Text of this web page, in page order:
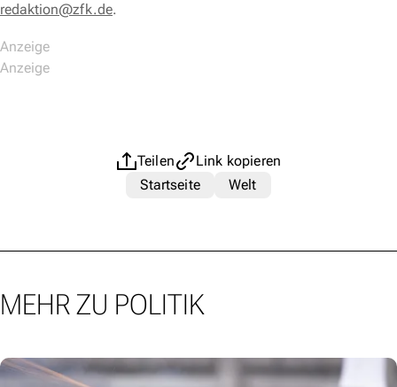
redaktion@zfk.de.
Teilen
Link kopieren
Startseite
Welt
MEHR ZU POLITIK